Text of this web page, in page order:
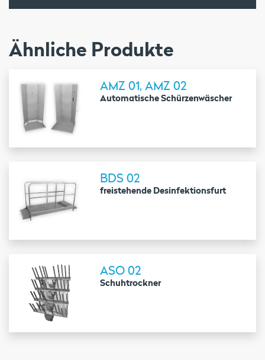
Ähnliche Produkte
AMZ 01, AMZ 02
Automatische Schürzenwäscher
BDS 02
freistehende Desinfektionsfurt
ASO 02
Schuhtrockner